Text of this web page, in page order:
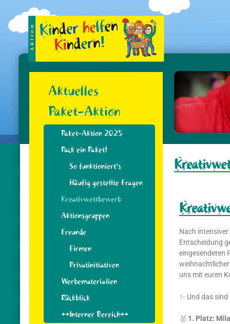
Aktuelles
Paket-Aktion
Paket-Aktion 2025
Pack ein Paket!
So funktioniert’s
Häufig gestellte Fragen
Kreativwettbewerb
Aktionsgruppen
Freunde
Firmen
Privatinitiativen
Werbematerialien
Rückblick
++Interner Bereich++
Nach
Entscheidung
eingesendeten
uns mit euren
✨ Und das
🥇 1. Platz: